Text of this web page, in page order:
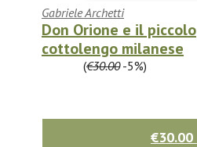
Gabriele Archetti
Don Orione e il piccolo
cottolengo milanese
(€30.00-5%)
€30.00